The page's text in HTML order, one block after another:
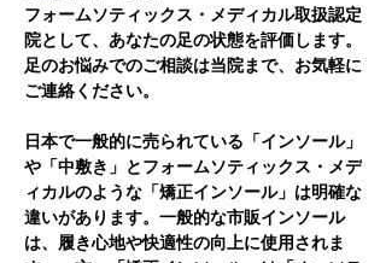
フォームソティックス・メディカル取扱認定
院として、あなたの足の状態を評価します。
足のお悩みでのご相談は当院まで、お気軽に
ご連絡ください。
日本で一般的に売られている「インソール」
や「中敷き」とフォームソティックス・メデ
ィカルのような「矯正インソール」は明確な
違いがあります。一般的な市販インソール
は、履き心地や快適性の向上に使用されま